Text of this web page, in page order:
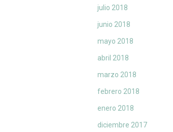
julio 2018
junio 2018
mayo 2018
abril 2018
marzo 2018
febrero 2018
enero 2018
diciembre 2017